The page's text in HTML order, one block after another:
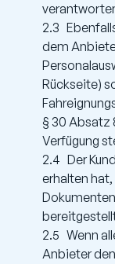
2.3
dem
Rückseite)
§ 30 Absatz
Verfügung
2.4 Der
erhalten
2.5 Wenn
Anbieter